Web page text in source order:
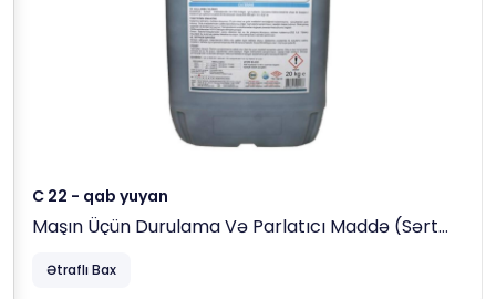
C 22 - qab yuyan
Maşın Üçün Durulama Və Parlatıcı Maddə (sərt
Ətraflı Bax